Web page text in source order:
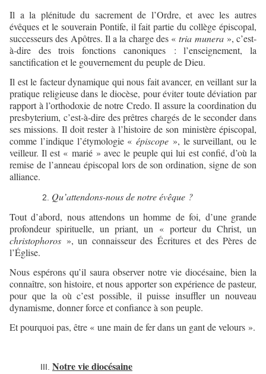
Il a la plénitude du sacrement de l’Ordre, et avec les autres
évêques et le souverain Pontife, il fait partie du collège épiscopal,
successeurs des Apôtres. Il a la charge des «tria munera», c’est-
à-dire des trois fonctions canoniques : l’enseignement, la
sanctification et le gouvernement du peuple de Dieu.
Il est le facteur dynamique qui nous fait avancer, en veillant sur la
pratique religieuse dans le diocèse, pour éviter toute déviation par
rapport à l’orthodoxie de notre Credo. Il assure la coordination du
presbyterium, c’est-à-dire des prêtres chargés de le seconder dans
ses missions. Il doit rester à l’histoire de son ministère épiscopal,
comme l’indique l’étymologie «épiscope », le surveillant, ou le
veilleur. Il est « marié » avec le peuple qui lui est confié, d’où la
remise de l’anneau épiscopal lors de son ordination, signe de son
alliance.
Qu’attendons-nous de notre évêque ?
Tout d’abord, nous attendons un homme de foi, d’une grande
profondeur spirituelle, un priant, un « porteur du Christ, un
christophoros », un connaisseur des Écritures et des Pères de
l’Église.
Nous espérons qu’il saura observer notre vie diocésaine, bien la
connaître, son histoire, et nous apporter son expérience de pasteur,
pour que la où c’est possible, il puisse insuffler un nouveau
dynamisme, donner force et confiance à son peuple.
Et pourquoi pas, être « une main de fer dans un gant de velours ».
Notre vie diocésaine